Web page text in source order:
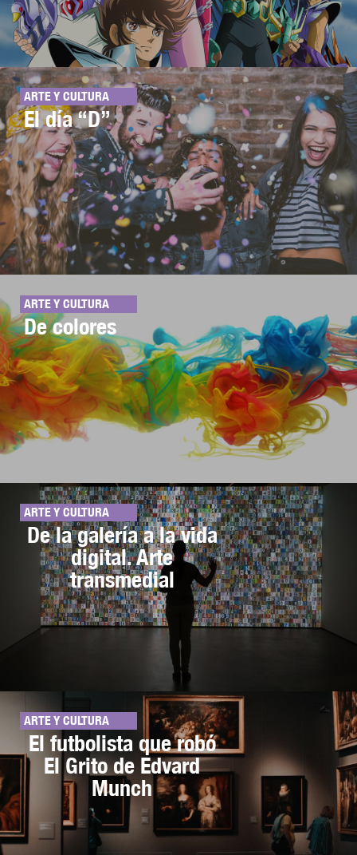
ARTE Y CULTURA
El día “D”
ARTE Y CULTURA
De colores
ARTE Y CULTURA
De la galería a la vida
digital. Arte
transmedial
ARTE Y CULTURA
El futbolista que robó
El Grito de Edvard
Munch